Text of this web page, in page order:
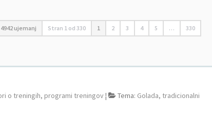
ujemanj Stran 1od 330 1 2 3 4 5 … 330
o treningih, programi treningov ¦ Tema: Golada, tradicionalni